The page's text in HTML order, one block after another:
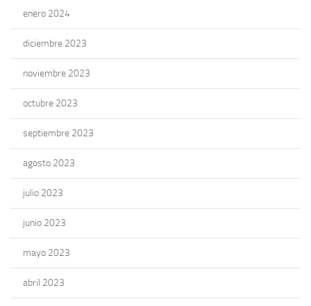
enero 2024
diciembre 2023
noviembre 2023
octubre 2023
septiembre 2023
agosto 2023
julio 2023
junio 2023
mayo 2023
abril 2023